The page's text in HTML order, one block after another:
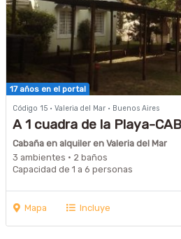
17 años en el portal
Código 15 · Valeria del Mar · Buenos Aires
A 1 cuadra de la Playa-
Cabaña en alquiler en Valeria del Mar
3 ambientes · 2 baños
Capacidad de 1 a 6 personas
Mapa Incluye